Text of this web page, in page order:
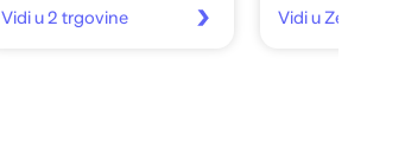
Vidi u 2 trgovine Vidi u Zebra.hr